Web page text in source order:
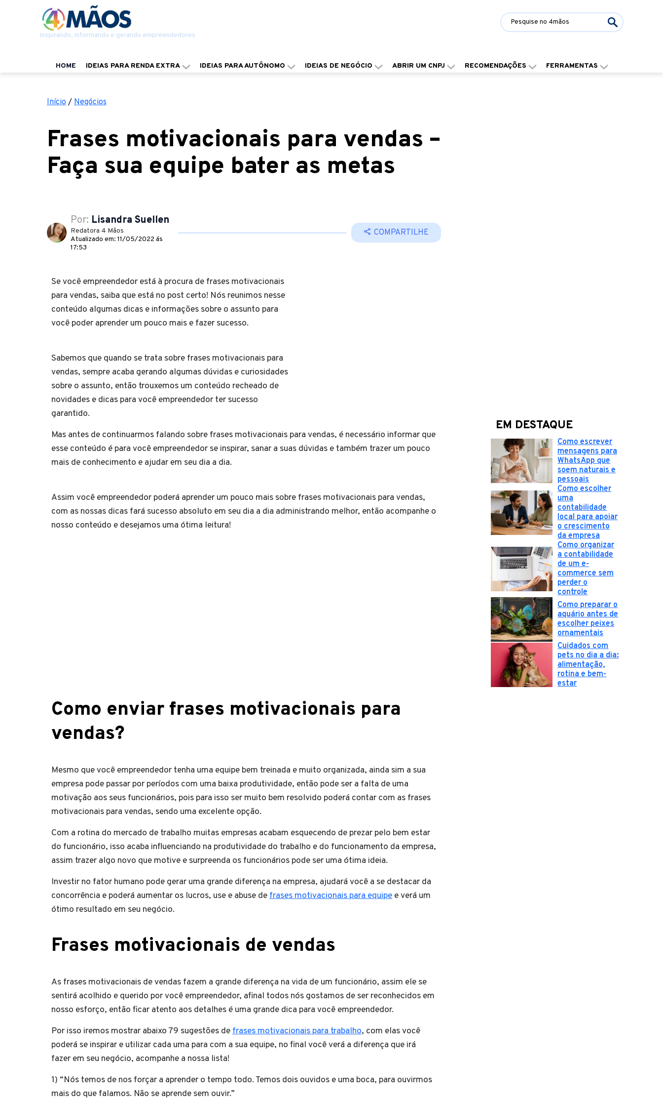
Inspirando, informando e gerando empreendedores
HOME IDEIAS PARA RENDA EXTRA IDEIAS PARA AUTÔNOMO IDEIAS DE NEGÓCIO ABRIR UM CNPJ RECOMENDAÇÕES FERRAMENTAS
Início / Negócios
Frases motivacionais para vendas –
Faça sua equipe bater as metas
Por: Lisandra Suellen
Redatora 4 Mãos
Atualizado em: 11/05/2022 ás
17:53
COMPARTILHE
Se você empreendedor está à procura de frases motivacionais
para vendas, saiba que está no post certo! Nós reunimos nesse
conteúdo algumas dicas e informações sobre o assunto para
você poder aprender um pouco mais e fazer sucesso.
Sabemos que quando se trata sobre frases motivacionais para
vendas, sempre acaba gerando algumas dúvidas e curiosidades
sobre o assunto, então trouxemos um conteúdo recheado de
novidades e dicas para você empreendedor ter sucesso
garantido.
Mas antes de continuarmos falando sobre frases motivacionais para vendas, é necessário informar que
esse conteúdo é para você empreendedor se inspirar, sanar a suas dúvidas e também trazer um pouco
mais de conhecimento e ajudar em seu dia a dia.
Assim você empreendedor poderá aprender um pouco mais sobre frases motivacionais para vendas,
com as nossas dicas fará sucesso absoluto em seu dia a dia administrando melhor, então acompanhe o
nosso conteúdo e desejamos uma ótima leitura!
Como enviar frases motivacionais para
vendas?
Mesmo que você empreendedor tenha uma equipe bem treinada e muito organizada, ainda sim a sua
empresa pode passar por períodos com uma baixa produtividade, então pode ser a falta de uma
motivação aos seus funcionários, pois para isso ser muito bem resolvido poderá contar com as frases
motivacionais para vendas, sendo uma excelente opção.
Com a rotina do mercado de trabalho muitas empresas acabam esquecendo de prezar pelo bem estar
do funcionário, isso acaba influenciando na produtividade do trabalho e do funcionamento da empresa,
assim trazer algo novo que motive e surpreenda os funcionários pode ser uma ótima ideia.
Investir no fator humano pode gerar uma grande diferença na empresa, ajudará você a se destacar da
concorrência e poderá aumentar os lucros, use e abuse de frases motivacionais para equipe e verá um
ótimo resultado em seu negócio.
Frases motivacionais de vendas
As frases motivacionais de vendas fazem a grande diferença na vida de um funcionário, assim ele se
sentirá acolhido e querido por você empreendedor, afinal todos nós gostamos de ser reconhecidos em
nosso esforço, então ficar atento aos detalhes é uma grande dica para você empreendedor.
Por isso iremos mostrar abaixo 79 sugestões de frases motivacionais para trabalho, com elas você
poderá se inspirar e utilizar cada uma para com a sua equipe, no final você verá a diferença que irá
fazer em seu negócio, acompanhe a nossa lista!
1) “Nós temos de nos forçar a aprender o tempo todo. Temos dois ouvidos e uma boca, para ouvirmos
mais do que falamos. Não se aprende sem ouvir.”
EM DESTAQUE
Como escrever
mensagens para
WhatsApp que
soem naturais e
pessoais
Como escolher
uma
contabilidade
local para apoiar
o crescimento
da empresa
Como organizar
a contabilidade
de um e-
commerce sem
perder o
controle
Como preparar o
aquário antes de
escolher peixes
ornamentais
Cuidados com
pets no dia a dia:
alimentação,
rotina e bem-
estar